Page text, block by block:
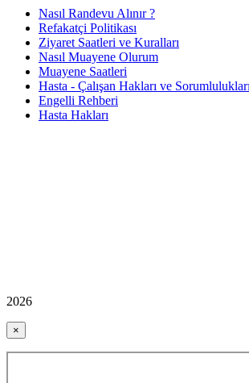
Nasıl Randevu Alınır ?
Refakatçi Politikası
Ziyaret Saatleri ve Kuralları
Nasıl Muayene Olurum
Muayene Saatleri
Hasta - Çalışan Hakları ve
Engelli Rehberi
Hasta Hakları
2026
×